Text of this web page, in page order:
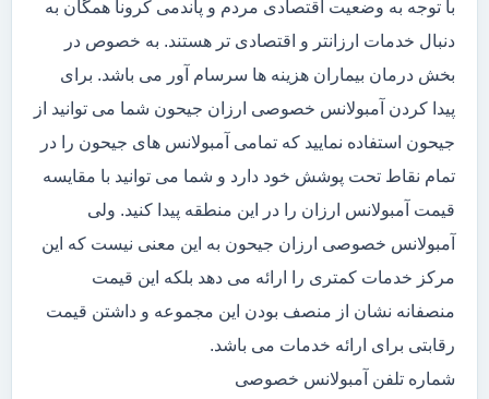
با توجه به وضعیت اقتصادی مردم و پاندمی کرونا همگان به
دنبال خدمات ارزانتر و اقتصادی تر هستند. به خصوص در
بخش درمان بیماران هزینه ها سرسام آور می باشد. برای
پیدا کردن آمبولانس خصوصی ارزان جیحون شما می توانید از
جیحون استفاده نمایید که تمامی آمبولانس های جیحون را در
تمام نقاط تحت پوشش خود دارد و شما می توانید با مقایسه
قیمت آمبولانس ارزان را در این منطقه پیدا کنید. ولی
آمبولانس خصوصی ارزان جیحون به این معنی نیست که این
مرکز خدمات کمتری را ارائه می دهد بلکه این قیمت
منصفانه نشان از منصف بودن این مجموعه و داشتن قیمت
رقابتی برای ارائه خدمات می باشد.
شماره تلفن آمبولانس خصوصی